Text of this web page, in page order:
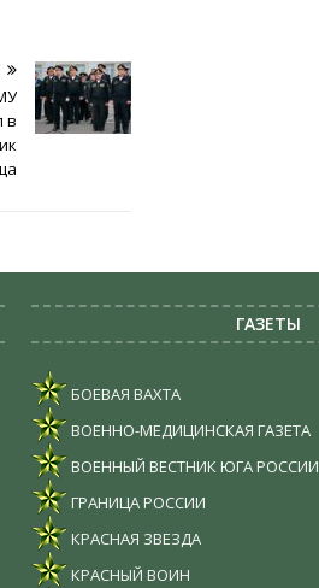
в
ГАЗЕТЫ
БОЕВАЯ ВАХТА
ВОЕННО-МЕДИЦИНСКАЯ ГАЗЕТА
ВОЕННЫЙ ВЕСТНИК ЮГА РОССИИ
ГРАНИЦА РОССИИ
КРАСНАЯ ЗВЕЗДА
КРАСНЫЙ ВОИН